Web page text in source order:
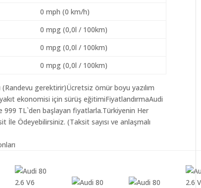
0 mph (0 km/h)
0 mpg (0,0l / 100km)
0 mpg (0,0l / 100km)
0 mpg (0,0l / 100km)
gerektirir)Ücretsiz ömür boyu yazılım
ekonomisi için sürüş eğitimiFiyatlandırmaAudi
999 TL`den başlayan fiyatlarla.Türkiyenin Her
Ödeyebilirsiniz. (Taksit sayısı ve anlaşmalı